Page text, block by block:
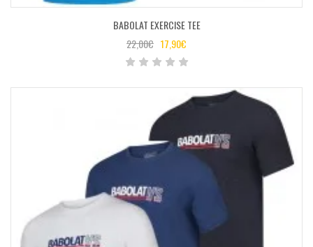
BABOLAT EXERCISE TEE
22,00€ 17,90€